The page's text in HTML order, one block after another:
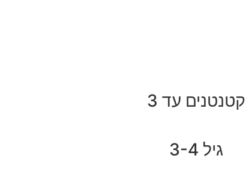
קטנטנים עד 3
גיל 3-4